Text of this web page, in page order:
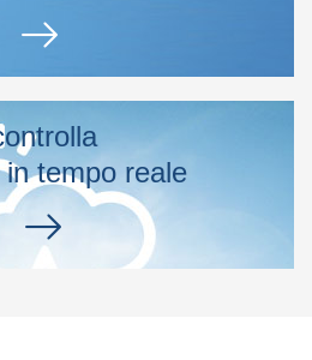
tempo reale